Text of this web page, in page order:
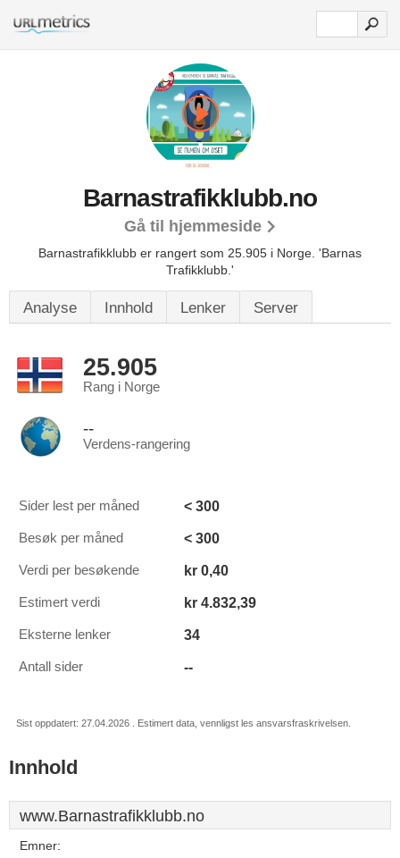
Barnastrafikklubb.no
Gå til hjemmeside
Barnastrafikklubb er rangert som 25.905 i Norge. 'Barnas
Trafikklubb.'
Analyse Innhold Lenker Server
25.905
Rang i Norge
--
Verdens-rangering
Sider lest per måned < 300
Besøk per måned < 300
Verdi per besøkende kr 0,40
Estimert verdi kr 4.832,39
Eksterne lenker 34
Antall sider --
Sist oppdatert: 27.04.2026 . Estimert data, vennligst les ansvarsfraskrivelsen.
Innhold
www.Barnastrafikklubb.no
Emner: